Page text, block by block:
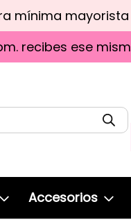
mínima
recibes ese
Accesorios